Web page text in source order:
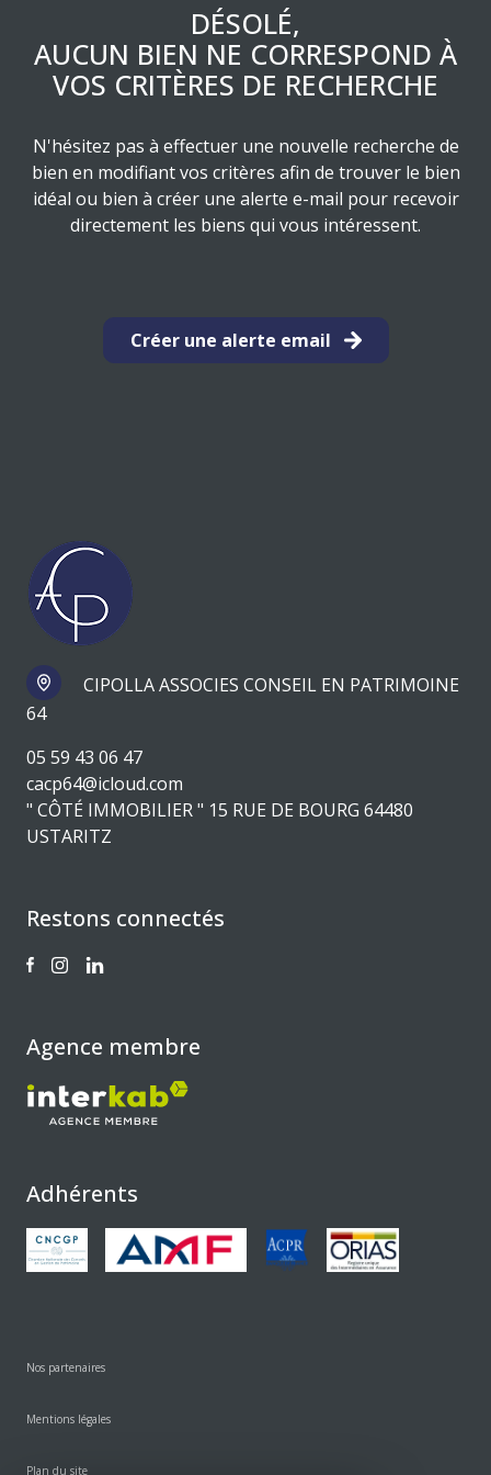
DE
SERVICE
EMPRUNTEUR
PRODUITS
STRUCTURES
DÉSOLÉ,
AUCUN BIEN NE CORRESPOND À
VOS CRITÈRES DE RECHERCHE
N'hésitez pas à effectuer une nouvelle recherche de
bien en modifiant vos critères afin de trouver le bien
idéal ou bien à créer une alerte e-mail pour recevoir
directement les biens qui vous intéressent.
Créer une alerte email
CIPOLLA ASSOCIES CONSEIL EN PATRIMOINE
64
05 59 43 06 47
cacp64@icloud.com
" CÔTÉ IMMOBILIER " 15 RUE DE BOURG 64480
USTARITZ
Restons connectés
Agence membre
Adhérents
Nos partenaires
Mentions légales
Plan du site